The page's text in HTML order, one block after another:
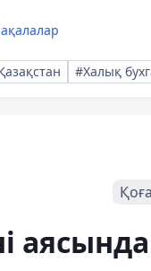
#Халық
аясында